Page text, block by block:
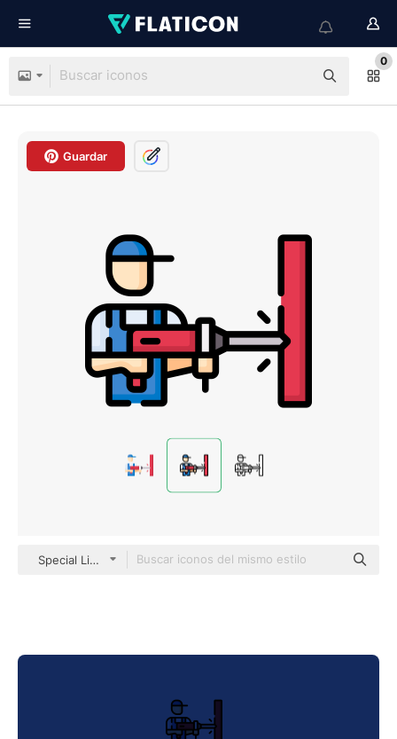
0
Guardar
Special Lineal color